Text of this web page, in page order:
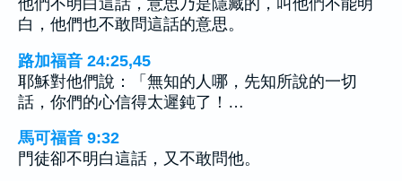
他們不明白這話，意思乃是隱藏的，叫他們不能明
白，他們也不敢問這話的意思。
路加福音 24:25,45
耶穌對他們說：「無知的人哪，先知所說的一切
話，你們的心信得太遲鈍了！…
馬可福音 9:32
門徒卻不明白這話，又不敢問他。